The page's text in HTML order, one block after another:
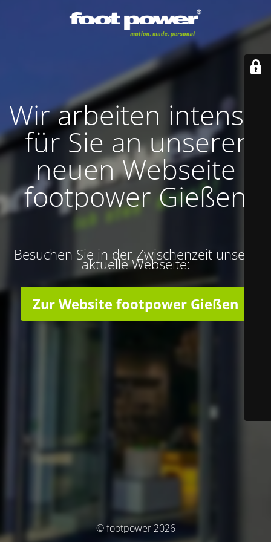
Wir arbeiten intensiv
für Sie an unserer
neuen Webseite
footpower Gießen
Besuchen Sie in der Zwischenzeit unsere
aktuelle Webseite:
Zur Website footpower Gießen
© footpower 2026